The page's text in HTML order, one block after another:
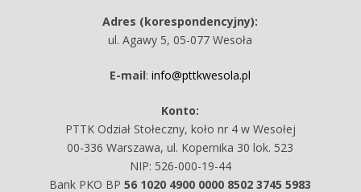
Adres (korespondencyjny):
ul. Agawy 5, 05-077 Wesoła
E-mail:info@pttkwesola.pl
Konto:
PTTK Odział Stołeczny, koło nr 4 w Wesołej
00-336 Warszawa, ul. Kopernika 30 lok. 523
NIP: 526-000-19-44
Bank PKO BP56 1020 4900 0000 8502 3745 5983